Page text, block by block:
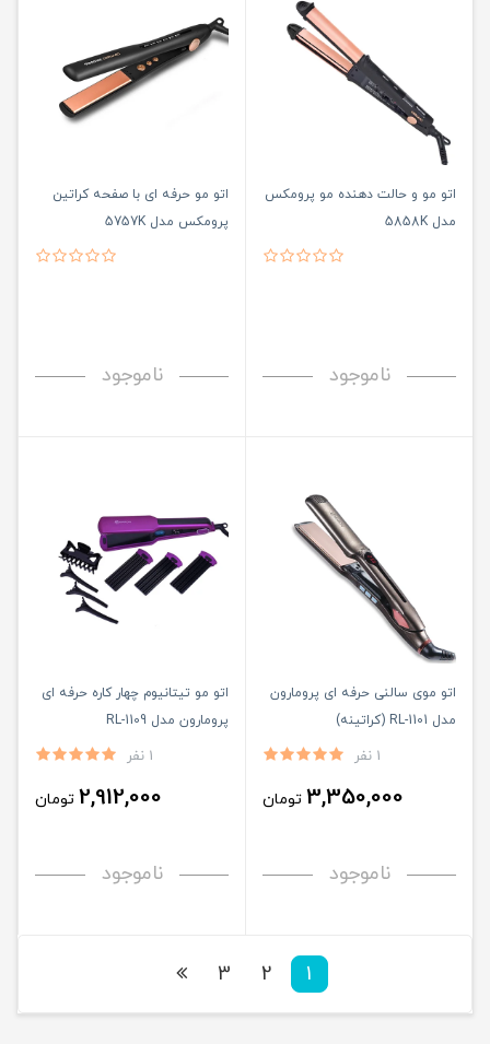
اتو مو و حالت دهنده مو پرومکس
مدل 5858K
ناموجود
اتو مو حرفه ای با صفحه کراتین
پرومکس مدل 5757K
ناموجود
اتو موی سالنی حرفه ای پرومارون
مدل RL-1101 (کراتینه)
1 نفر
3,350,000 تومان
ناموجود
اتو مو تیتانیوم چهار کاره حرفه ای
پرومارون مدل RL-1109
1 نفر
2,912,000 تومان
ناموجود
1
2
3